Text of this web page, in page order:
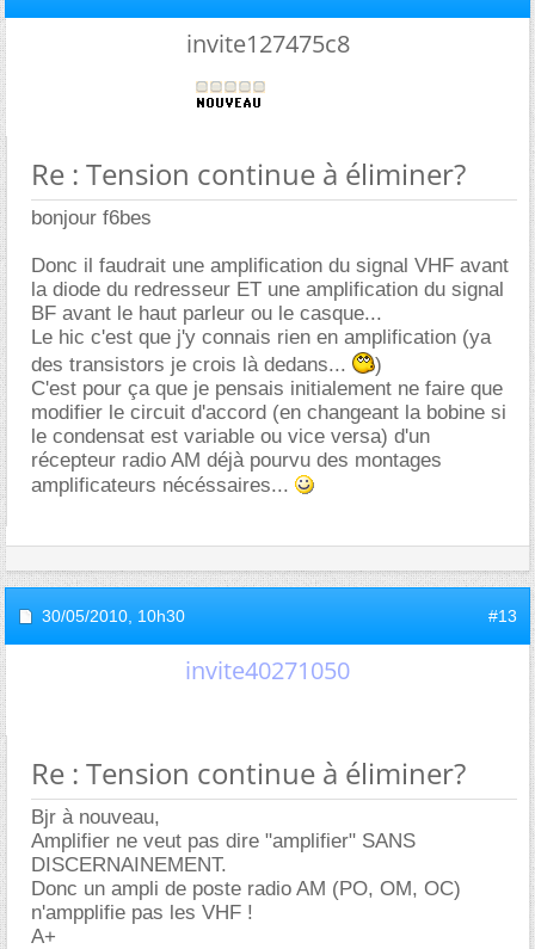
invite127475c8
Re : Tension continue à éliminer?
bonjour f6bes
Donc il faudrait une amplification du signal VHF avant
la diode du redresseur ET une amplification du signal
BF avant le haut parleur ou le casque...
Le hic c'est que j'y connais rien en amplification (ya
des transistors je crois là dedans...
)
C'est pour ça que je pensais initialement ne faire que
modifier le circuit d'accord (en changeant la bobine si
le condensat est variable ou vice versa) d'un
récepteur radio AM déjà pourvu des montages
amplificateurs nécéssaires...
30/05/2010, 10h30 #13
invite40271050
Re : Tension continue à éliminer?
Bjr à nouveau,
Amplifier ne veut pas dire "amplifier" SANS
DISCERNAINEMENT.
Donc un ampli de poste radio AM (PO, OM, OC)
n'ampplifie pas les VHF !
A+